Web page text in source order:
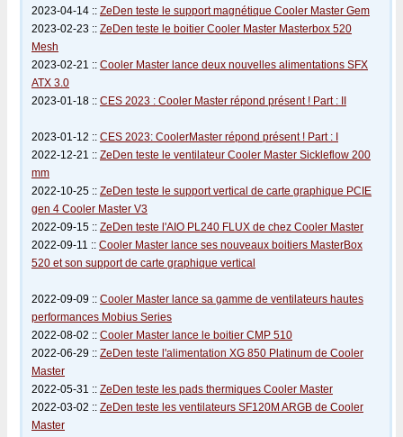
2023-04-14 :: ZeDen teste le support magnétique Cooler Master Gem
2023-02-23 :: ZeDen teste le boitier Cooler Master Masterbox 520
Mesh
2023-02-21 :: Cooler Master lance deux nouvelles alimentations SFX
ATX 3.0
2023-01-18 :: CES 2023 : Cooler Master répond présent ! Part : II
2023-01-12 :: CES 2023: CoolerMaster répond présent ! Part : I
2022-12-21 :: ZeDen teste le ventilateur Cooler Master Sickleflow 200
mm
2022-10-25 :: ZeDen teste le support vertical de carte graphique PCIE
gen 4 Cooler Master V3
2022-09-15 :: ZeDen teste l'AIO PL240 FLUX de chez Cooler Master
2022-09-11 :: Cooler Master lance ses nouveaux boitiers MasterBox
520 et son support de carte graphique vertical
2022-09-09 :: Cooler Master lance sa gamme de ventilateurs hautes
performances Mobius Series
2022-08-02 :: Cooler Master lance le boitier CMP 510
2022-06-29 :: ZeDen teste l'alimentation XG 850 Platinum de Cooler
Master
2022-05-31 :: ZeDen teste les pads thermiques Cooler Master
2022-03-02 :: ZeDen teste les ventilateurs SF120M ARGB de Cooler
Master